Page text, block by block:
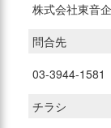
株式会社東音
問合先
03-3944-1581
チラシ